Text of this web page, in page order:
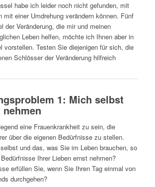
habe ich leider noch nicht gefunden, mit
mit einer Umdrehung verändern können. Fünf
der Veränderung, die mir und meinen
Leben helfen, möchte ich Ihnen aber in
vorstellen. Testen Sie diejenigen für sich, die
Schlösser der Veränderung hilfreich
1: Mich selbst
eine Frauenkrankheit zu sein, die
über die eigenen Bedürfnisse zu stellen.
und das, was Sie im Leben brauchen, so
Ihrer Lieben ernst nehmen?
erfüllen Sie, wenn Sie Ihren Tag einmal von
durchgehen?